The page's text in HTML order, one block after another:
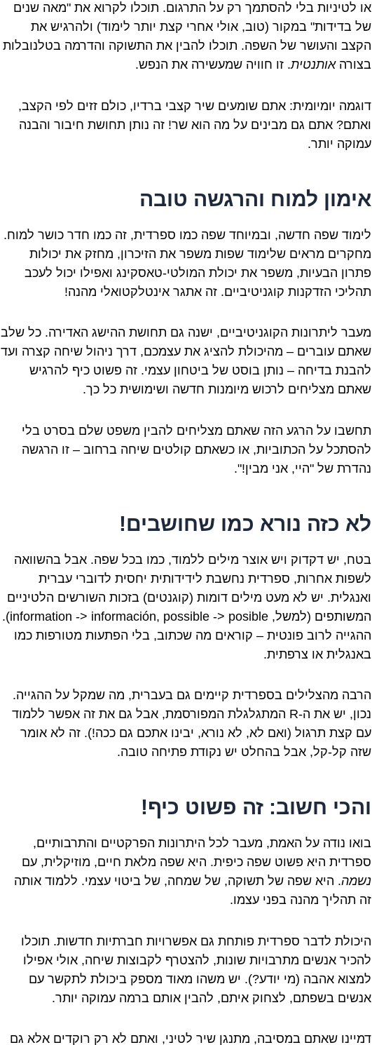
או לטיניות בלי להסתמך רק על התרגום. תוכלו לקרוא את "מאה שנים
של בדידות" במקור (טוב, אולי אחרי קצת יותר לימוד) ולהרגיש את
הקצב והעושר של השפה. תוכלו להבין את התשוקה והדרמה בטלנובלות
בצורהאותנטית. זו חוויה שמעשירה את הנפש.
דוגמה יומיומית: אתם שומעים שיר קצבי ברדיו, כולם זזים לפי הקצב,
ואתם? אתם גם מבינים על מה הוא שר! זה נותן תחושת חיבור והבנה
עמוקה יותר.
אימון למוח והרגשה טובה
לימוד שפה חדשה, ובמיוחד שפה כמו ספרדית, זה כמו חדר כושר למוח.
מחקרים מראים שלימוד שפות משפר את הזיכרון, מחזק את יכולות
פתרון הבעיות, משפר את יכולת המולטי-טאסקינג ואפילו יכול לעכב
תהליכי הזדקנות קוגניטיביים. זה אתגר אינטלקטואלי מהנה!
מעבר ליתרונות הקוגניטיביים, ישנה גם תחושת ההישג האדירה. כל שלב
שאתם עוברים – מהיכולת להציג את עצמכם, דרך ניהול שיחה קצרה ועד
להבנת בדיחה – נותן בוסט של ביטחון עצמי. זה פשוט כיף להרגיש
שאתם מצליחים לרכוש מיומנות חדשה ושימושית כל כך.
תחשבו על הרגע הזה שאתם מצליחים להבין משפט שלם בסרט בלי
להסתכל על הכתוביות, או כשאתם קולטים שיחה ברחוב – זו הרגשה
נהדרת של "היי, אני מבין!".
לא כזה נורא כמו שחושבים!
בטח, יש דקדוק ויש אוצר מילים ללמוד, כמו בכל שפה. אבל בהשוואה
לשפות אחרות, ספרדית נחשבת לידידותית יחסית לדוברי עברית
ואנגלית. יש לא מעט מילים דומות (קוגנטים) בזכות השורשים הלטיניים
המשותפים (למשל, information -> información, possible -> posible).
ההגייה לרוב פונטית – קוראים מה שכתוב, בלי הפתעות מטורפות כמו
באנגלית או צרפתית.
הרבה מהצלילים בספרדית קיימים גם בעברית, מה שמקל על ההגייה.
נכון, יש את ה-R המתגלגלת המפורסמת, אבל גם את זה אפשר ללמוד
עם קצת תרגול (ואם לא, לא נורא, יבינו אתכם גם ככה!). זה לא אומר
שזה קל-קל, אבל בהחלט יש נקודת פתיחה טובה.
והכי חשוב: זה פשוט כיף!
בואו נודה על האמת, מעבר לכל היתרונות הפרקטיים והתרבותיים,
ספרדית היא פשוט שפה כיפית. היא שפה מלאת חיים, מוזיקלית, עם
נשמה. היא שפה של תשוקה, של שמחה, של ביטוי עצמי. ללמוד אותה
זה תהליך מהנה בפני עצמו.
היכולת לדבר ספרדית פותחת גם אפשרויות חברתיות חדשות. תוכלו
להכיר אנשים מתרבויות שונות, להצטרף לקבוצות שיחה, אולי אפילו
למצוא אהבה (מי יודע?). יש משהו מאוד מספק ביכולת לתקשר עם
אנשים בשפתם, לצחוק איתם, להבין אותם ברמה עמוקה יותר.
דמיינו שאתם במסיבה, מתנגן שיר לטיני, ואתם לא רק רוקדים אלא גם